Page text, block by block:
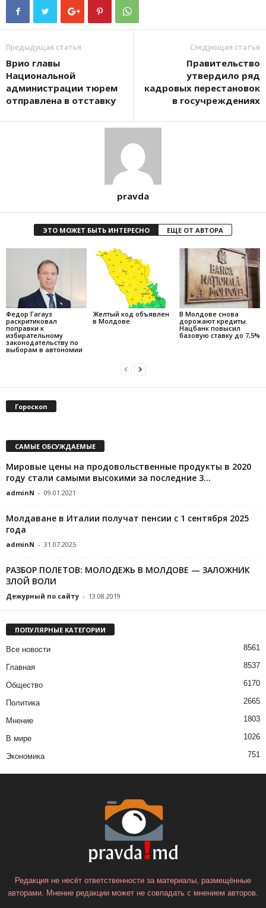
Предыдущая статья
Врио главы
Национальной
администрации тюрем
отправлена в отставку
Следующая статья
Правительство
утвердило ряд
кадровых перестановок
в госучреждениях
pravda
ЭТО МОЖЕТ БЫТЬ ИНТЕРЕСНО ЕЩЕ ОТ АВТОРА
Федор Гагауз
раскритиковал
поправки к
избирательному
законодательству по
выборам в автономии
Желтый код объявлен
в Молдове
В Молдове снова
дорожают кредиты.
Нацбанк повысил
базовую ставку до 7,5%
Гороскоп
САМЫЕ ОБСУЖДАЕМЫЕ
Мировые цены на продовольственные продукты в 2020
году стали самыми высокими за последние 3...
adminN - 09.01.2021
Молдаване в Италии получат пенсии с 1 сентября 2025
года
adminN - 31.07.2025
РАЗБОР ПОЛЕТОВ: МОЛОДЕЖЬ В МОЛДОВЕ — ЗАЛОЖНИК
ЗЛОЙ ВОЛИ
Дежурный по сайту - 13.08.2019
ПОПУЛЯРНЫЕ КАТЕГОРИИ
Все новости 8561
Главная 8537
Общество 6170
Политика 2665
Мнение 1803
В мире 1026
Экономика 751
Редакция не несёт ответственности за материалы, размещённые
авторами. Мнение редакции может не совпадать с мнением авторов.